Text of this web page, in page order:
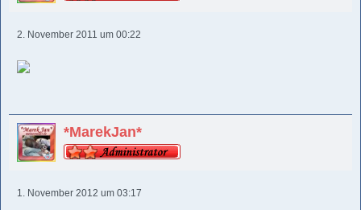
2. November 2011 um 00:22
*MarekJan*
1. November 2012 um 03:17